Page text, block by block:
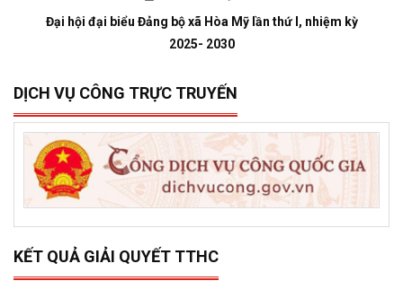
Đại hội đại biểu Đảng bộ xã Hòa Mỹ lần thứ I, nhiệm kỳ
2025- 2030
DỊCH VỤ CÔNG TRỰC TRUYẾN
KẾT QUẢ GIẢI QUYẾT TTHC